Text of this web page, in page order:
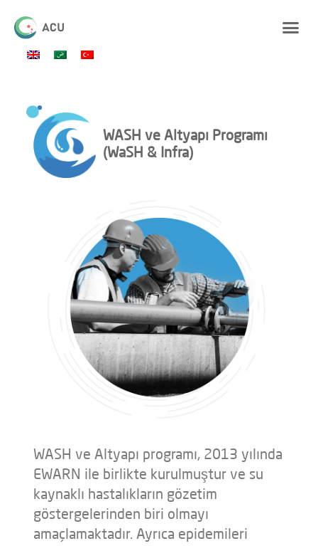
WASH ve Altyapı programı, 2013 yılında
EWARN ile birlikte kurulmuştur ve su
kaynaklı hastalıkların gözetim
göstergelerinden biri olmayı
amaçlamaktadır. Ayrıca epidemileri
WASH ve Altyapı Programı
(WaSH & Infra)​